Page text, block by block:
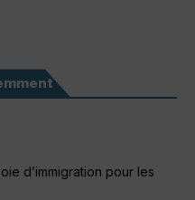
d’immigration pour les